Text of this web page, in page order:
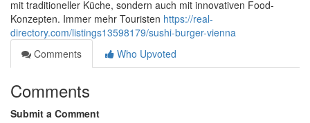
mit traditioneller Küche, sondern auch mit innovativen Food-
Konzepten. Immer mehr Touristen https://real-
directory.com/listings13598179/sushi-burger-vienna
Comments
Who Upvoted
Comments
Submit a Comment